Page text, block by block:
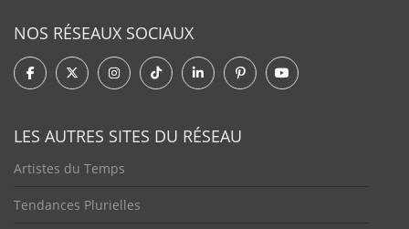
NOS RÉSEAUX SOCIAUX
LES AUTRES SITES DU RÉSEAU
Artistes du Temps
Tendances Plurielles